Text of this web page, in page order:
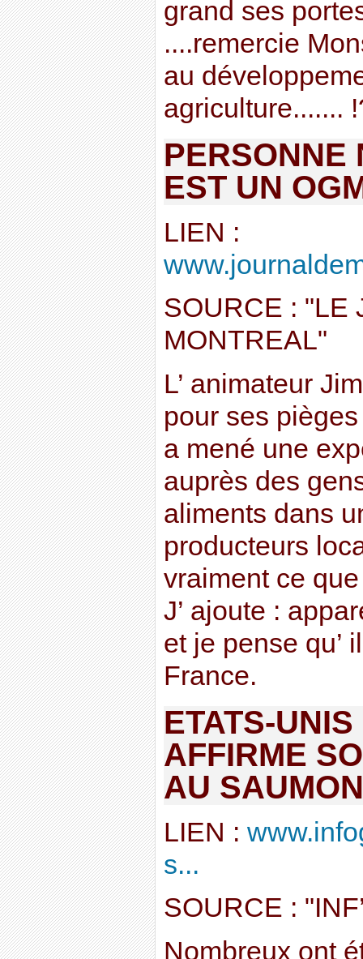
grand ses
....remercie
au
agriculture.......
PERSONNE
EST UN
LIEN :
SOURCE : "LE
MONTREAL"
L’ animateur
pour ses
a mené une
auprès des
aliments dans
producteurs
vraiment ce que
J’ ajoute :
et je pense qu’
France.
ETATS-
AFFIRME
AU
LIEN :
s...
SOURCE :
Nombreux ont